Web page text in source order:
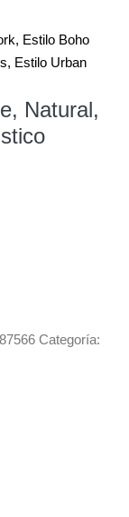
Estilo Boho
Estilo Urban
Natural,
Categoría: